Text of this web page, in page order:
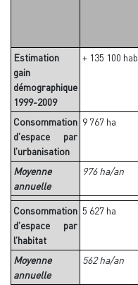
Estimation
gain
démographique
1999-2009
+ 135 100 hab
Consommation
d’espace par
l’urbanisation
9 767 ha
Moyenne
annuelle
976 ha/an
Consommation
d’espace par
l’habitat
5 627 ha
Moyenne
annuelle
562 ha/an